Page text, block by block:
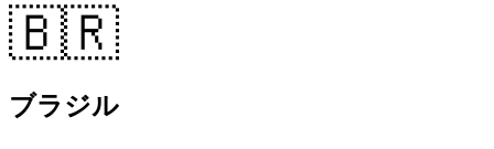
🇧🇷
ブラジル